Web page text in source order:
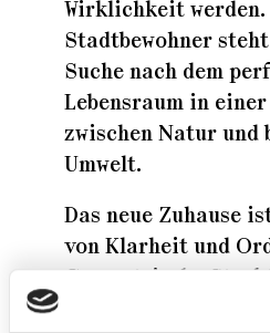
Wirklichkeit werden.
Stadtbewohner
Suche nach dem
Lebensraum in
zwischen Natur und
Umwelt.
Das neue Zuhause
von Klarheit und
moderne